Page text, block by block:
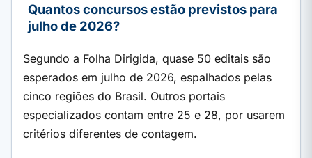
Quantos concursos estão previstos para
julho de 2026?
Segundo a Folha Dirigida, quase 50 editais são
esperados em julho de 2026, espalhados pelas
cinco regiões do Brasil. Outros portais
especializados contam entre 25 e 28, por usarem
critérios diferentes de contagem.